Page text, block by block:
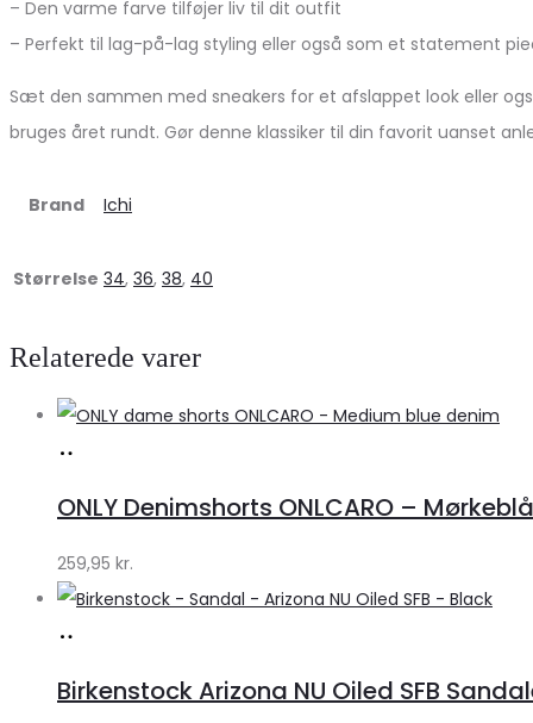
– Den varme farve tilføjer liv til dit outfit
– Perfekt til lag-på-lag styling eller også som et statement
Sæt den sammen med sneakers for et afslappet look eller
bruges året rundt. Gør denne klassiker til din favorit uanset
Brand Ichi
Størrelse 34, 36, 38, 40
Relaterede varer
Klædeskabet.dk
ONLY Denimshorts ONLCARO –
259,95 kr.
Lykke
Birkenstock Arizona NU Oiled SFB